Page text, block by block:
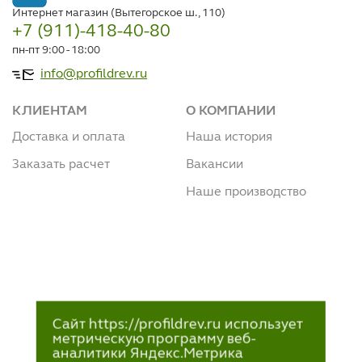
Интернет магазин (Вытегорское ш., 110)
+7 (911)-418-40-80
пн-пт 9:00 - 18:00
info@profildrev.ru
КЛИЕНТАМ
Доставка и оплата
Заказать расчет
О КОМПАНИИ
Наша история
Вакансии
Наше производство
Сайт https://profildrev.ru использует
метрическую программу веб-
аналитики Яндекс.Метрика